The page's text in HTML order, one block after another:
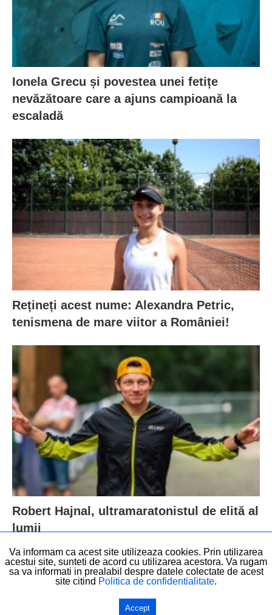
Ionela Grecu și povestea unei fetițe
nevăzătoare care a ajuns campioană la
escaladă
Rețineți acest nume: Alexandra Petric,
tenismena de mare viitor a României!
Robert Hajnal, ultramaratonistul de elită al
lumii
Va informam ca acest site utilizeaza cookies. Prin utilizarea
acestui site, sunteti de acord cu utilizarea acestora. Va rugam
sa va informati in prealabil despre datele colectate de acest
site citind Politica de confidentialitate.
Accept